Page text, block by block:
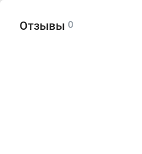
Отзывы 0